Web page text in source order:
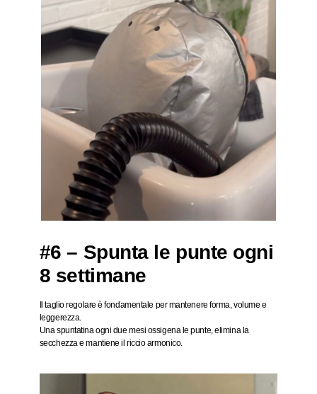
#6 – Spunta le punte ogni
8 settimane
Il taglio regolare è fondamentale per mantenereforma, volume e
leggerezza
Una spuntatina ogni due mesi ossigena le punte, elimina la
secchezza e mantiene il riccio armonico.